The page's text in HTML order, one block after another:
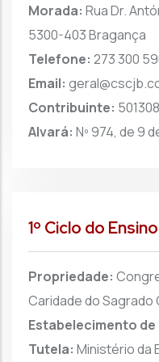
Morada: Rua Dr.
5300-403 Bragança
Telefone: 273 300
Email:
Contribuinte:
Alvará: Nº 974, de 9
1º Ciclo do
Propriedade:
Caridade do Sagrado
Estabelecimento de
Tutela: Ministério da